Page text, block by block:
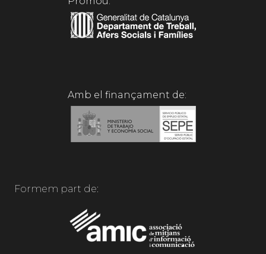
Amb el finançament de:
Formem part de: